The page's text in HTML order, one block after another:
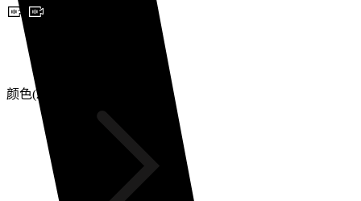
颜色(2)